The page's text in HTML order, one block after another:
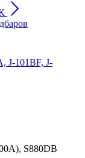
J-101BF, J-
S880DB